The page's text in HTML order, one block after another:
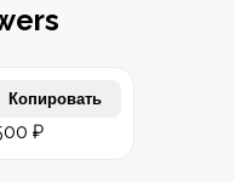
Копировать
₽